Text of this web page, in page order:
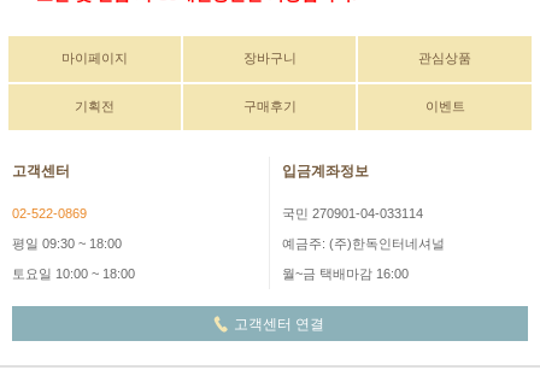
마이페이지 장바구니 관심상품
기획전 구매후기 이벤트
고객센터
02-522-0869
평일 09:30 ~ 18:00
토요일 10:00 ~ 18:00
입금계좌정보
국민 270901-04-033114
예금주: (주)한독인터네셔널
월~금 택배마감 16:00
고객센터 연결